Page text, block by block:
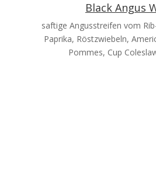
Black Angus
saftige Angusstreifen vom
Paprika, Röstzwiebeln,
Pommes, Cup